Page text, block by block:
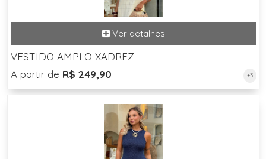
VESTIDO AMPLO XADREZ
A partir de R$ 249,90 +3